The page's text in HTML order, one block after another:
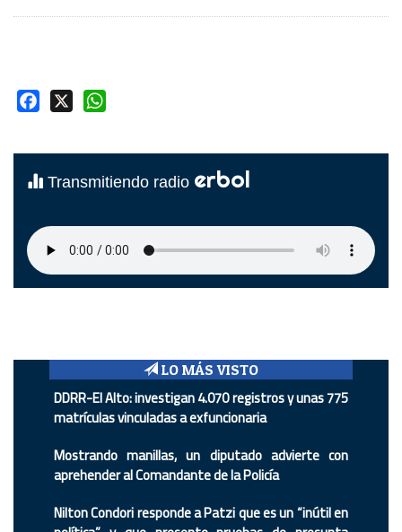
Facebook
Transmitiendo radio erbol
LO MÁS VISTO
DDRR-El Alto: investigan 4.070 registros y unas 775
matrículas vinculadas a exfuncionaria
Mostrando manillas, un diputado advierte con
aprehender al Comandante de la Policía
Nilton Condori responde a Patzi que es un “inútil en